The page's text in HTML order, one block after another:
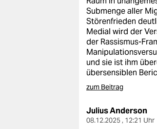
shop
fragen & hilfe
unterstützen
abo
epaper login
Submenge aller
Störenfrieden
Medial wird der
der Rassismus-
und sie ist ihm
übersensiblen
zum Beitrag
Julius Anderson
08.12.2025 , 12:21 Uhr